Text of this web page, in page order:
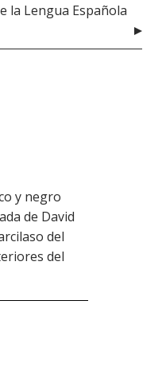
la Lengua Española
y negro
de David
del
del